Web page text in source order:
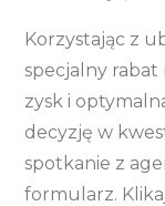
Korzystając z
specjalny rabat
zysk i
decyzję w
spotkanie z
formularz.